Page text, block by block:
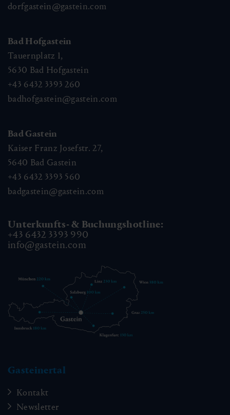
dorfgastein@gastein.com
Bad Hofgastein
Tauernplatz 1,
5630 Bad Hofgastein
+43 6432 3393 260
badhofgastein@gastein.com
Bad Gastein
Kaiser Franz Josefstr. 27,
5640 Bad Gastein
+43 6432 3393 560
badgastein@gastein.com
Unterkunfts- & Buchungshotline:
+43 6432 3393 990
info@gastein.com
Gasteinertal
Kontakt
Newsletter